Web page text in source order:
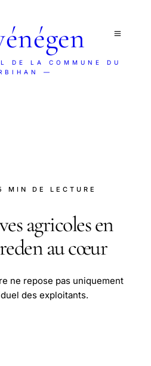
DE LA COMMUNE DU
—
MIN DE LECTURE
agricoles en
au cœur
ne repose pas uniquement
des exploitants.